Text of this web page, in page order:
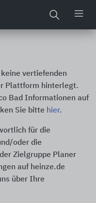
vertiefenden
Plattform hinterlegt.
Bad Informationen auf
Sie bitte hier.
für die
oder die
Zielgruppe Planer
auf heinze.de
über Ihre